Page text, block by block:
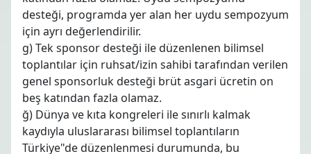
desteği, programda yer alan her uydu sempozyum
için ayrı değerlendirilir.
g) Tek sponsor desteği ile düzenlenen bilimsel
toplantılar için ruhsat/izin sahibi tarafından verilen
genel sponsorluk desteği brüt asgari ücretin on
beş katından fazla olamaz.
ğ) Dünya ve kıta kongreleri ile sınırlı kalmak
kaydıyla uluslararası bilimsel toplantıların
Türkiye"de düzenlenmesi durumunda, bu